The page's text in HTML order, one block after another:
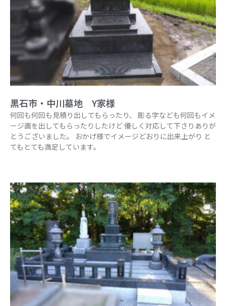
黒石市・中川墓地 Y家様
何回も何回も見積り出してもらったり、 彫る字なども何回もイメ
ージ画を出してもらったりしたけど 優しく対応して下さりありが
とうございました。 おかげ様でイメージどおりに出来上がり と
てもとても満足しています。